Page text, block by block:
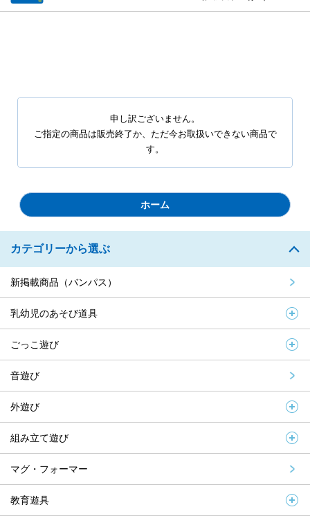
申し訳ございません。
ご指定の商品は販売終了か、ただ今お取扱いできない商品で
す。
ホーム
カテゴリーから選ぶ
新掲載商品（バンパス）
乳幼児のあそび道具
ごっこ遊び
音遊び
外遊び
組み立て遊び
マグ・フォーマー
教育遊具